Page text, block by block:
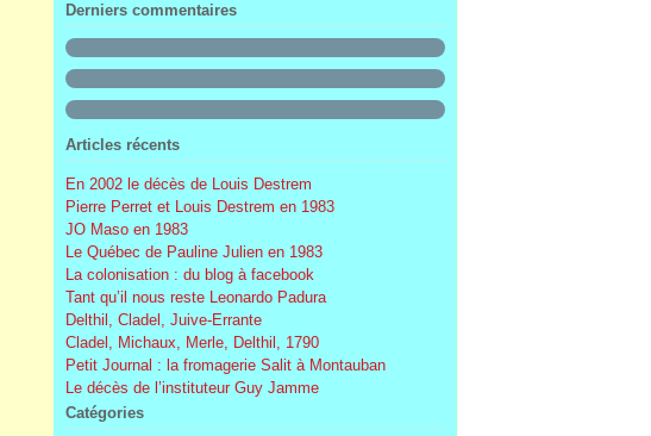
Derniers commentaires
Articles récents
En 2002 le décès de Louis Destrem
Pierre Perret et Louis Destrem en 1983
JO Maso en 1983
Le Québec de Pauline Julien en 1983
La colonisation : du blog à facebook
Tant qu’il nous reste Leonardo Padura
Delthil, Cladel, Juive-Errante
Cladel, Michaux, Merle, Delthil, 1790
Petit Journal : la fromagerie Salit à Montauban
Le décès de l’instituteur Guy Jamme
Catégories